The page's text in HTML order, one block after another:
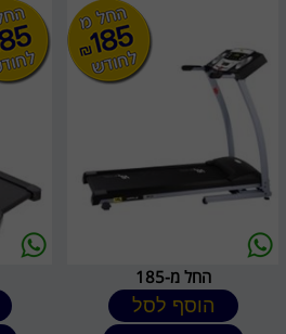
החל מ-185
הוסף לסל